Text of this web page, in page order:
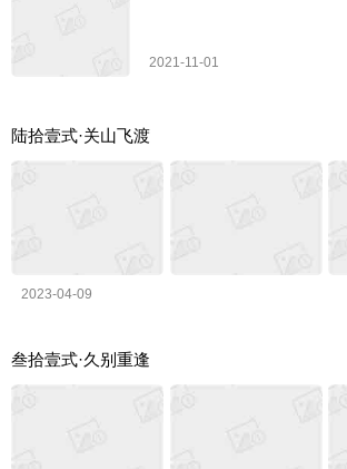
2021-11-01
陆拾壹式·关山飞渡
2023-04-09
叁拾壹式·久别重逢